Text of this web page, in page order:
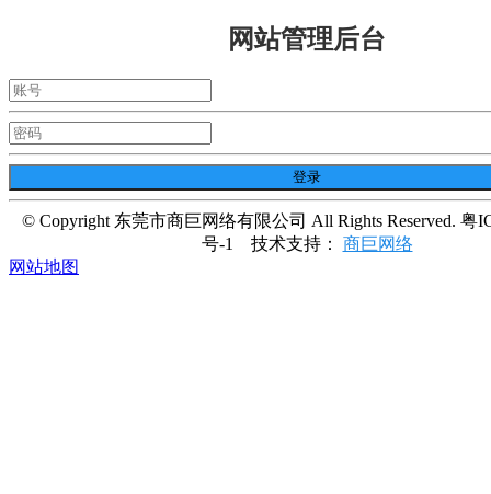
网站管理后台
© Copyright 东莞市商巨网络有限公司 All Rights Reserved. 粤
号-1 技术支持： 商巨网络
网站地图